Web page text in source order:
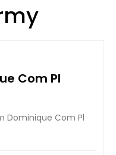
Com Pl
Dominique Com Pl